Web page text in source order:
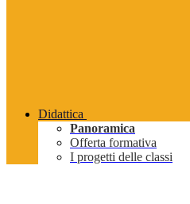
Didattica
Panoramica
Offerta formativa
I progetti delle classi